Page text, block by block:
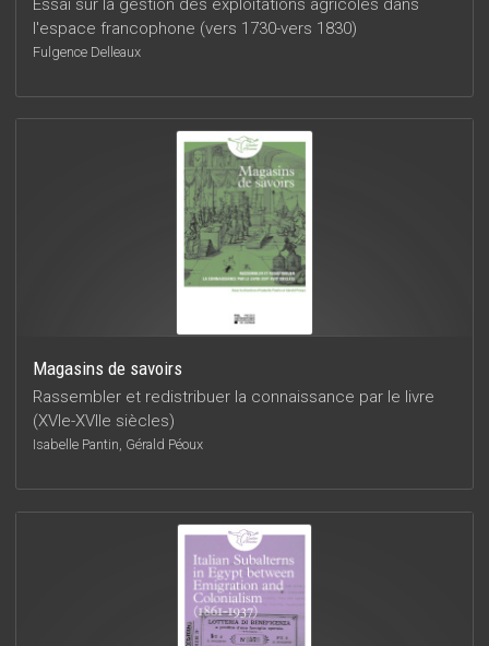
Essai sur la gestion des exploitations agricoles dans
l'espace francophone (vers 1730-vers 1830)
Fulgence Delleaux
Magasins de savoirs
Rassembler et redistribuer la connaissance par le livre
(XVIe-XVIIe siècles)
Isabelle Pantin, Gérald Péoux